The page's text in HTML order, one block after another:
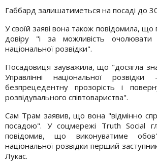
Габбард залишатиметься на посаді до
У своїй заяві вона також повідомила, що
довіру "і за можливість
національної розвідки".
Посадовиця зауважила, що "досягла
Управлінні національної
безпрецедентну прозорість і
розвідувального співтовариства".
Сам Трам заявив, що вона "відмінно
посадою". У соцмережі Truth Social
повідомив, що виконуватиме
національної розвідки перший
Лукас.